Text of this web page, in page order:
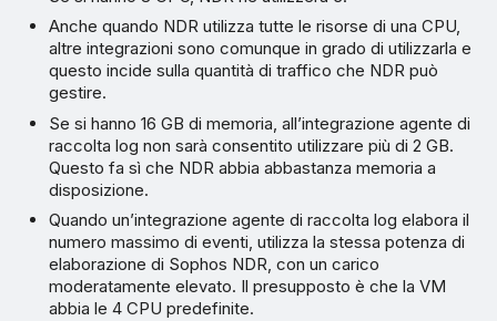
Anche quando NDR utilizza tutte le risorse di una CPU,
altre integrazioni sono comunque in grado di utilizzarla e
questo incide sulla quantità di traffico che NDR può
gestire.
Se si hanno 16 GB di memoria, all’integrazione agente di
raccolta log non sarà consentito utilizzare più di 2 GB.
Questo fa sì che NDR abbia abbastanza memoria a
disposizione.
Quando un’integrazione agente di raccolta log elabora il
numero massimo di eventi, utilizza la stessa potenza di
elaborazione di Sophos NDR, con un carico
moderatamente elevato. Il presupposto è che la VM
abbia le 4 CPU predefinite.